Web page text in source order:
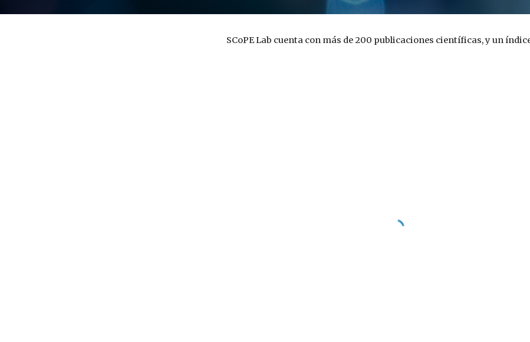
SCoPE Lab cuenta con más de 200 publicaciones científicas, y un